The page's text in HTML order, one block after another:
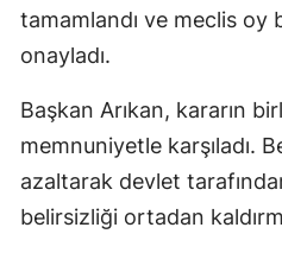
tamamlandı ve meclis oy
onayladı.
Başkan Arıkan, kararın
memnuniyetle karşıladı.
azaltarak devlet
belirsizliği ortadan